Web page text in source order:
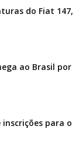
do Fiat 147,
ao Brasil por
inscrições para o